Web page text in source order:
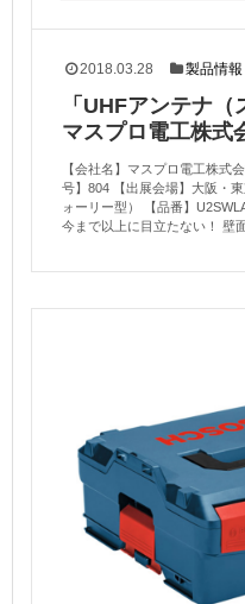
2018.03.28 製品情報
「UHFアンテナ（
マスプロ電工株式
【会社名】マスプロ電工株式
号】804 【出展会場】大阪・
ォーリー型） 【品番】
今まで以上に目立たない！ 壁